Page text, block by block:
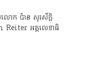
លោក ប៉ាន សូរស័ក្តិ
Reiter ​អគ្គលេខាធិ